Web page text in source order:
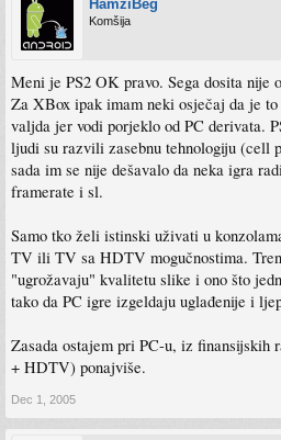
HamziBeg
Komšija
Meni je PS2 OK pravo. Sega dosita nije
Za XBox ipak imam neki osječaj da je
valjda jer vodi porjeklo od PC derivata.
ljudi su razvili zasebnu tehnologiju (cell
sada im se nije dešavalo da neka igra
framerate i sl.
Samo tko želi istinski uživati u
TV ili TV sa HDTV mogučnostima.
"ugrožavaju" kvalitetu slike i ono što
tako da PC igre izgeldaju uglađenije i
Zasada ostajem pri PC-u, iz finansijskih
+ HDTV) ponajviše.
Dec 1, 2005